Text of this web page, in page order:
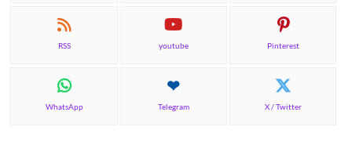
RSS youtube Pinterest
WhatsApp Telegram X / Twitter